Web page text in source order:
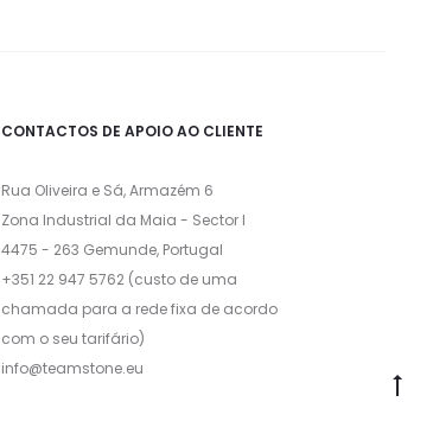
CONTACTOS DE APOIO AO CLIENTE
Rua Oliveira e Sá, Armazém 6
Zona Industrial da Maia - Sector I
4475 - 263 Gemunde, Portugal
+351 22 947 5762 (custo de uma
chamada para a rede fixa de acordo
com o seu tarifário)
info@teamstone.eu